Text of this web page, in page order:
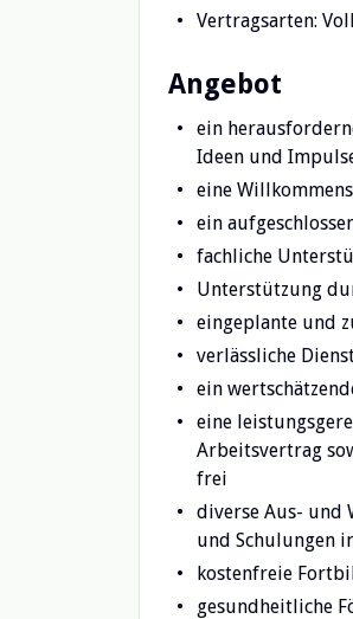
Vertragsarten:
Angebot
ein
Ideen und
eine
ein
fachliche
Unterstützung
eingeplante und
verlässliche
ein
eine
Arbeitsvertrag
frei
diverse Aus- und
und Schulungen
kostenfreie
gesundheitliche